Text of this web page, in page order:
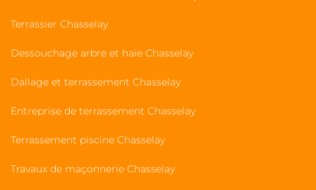
Terrassier Chasselay
Dessouchage arbre et haie Chasselay
Dallage et terrassement Chasselay
Entreprise de terrassement Chasselay
Terrassement piscine Chasselay
Travaux de maçonnerie Chasselay